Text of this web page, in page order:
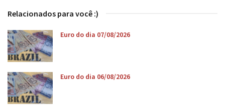
Relacionados para você :)
Euro do dia 07/08/2026
Euro do dia 06/08/2026